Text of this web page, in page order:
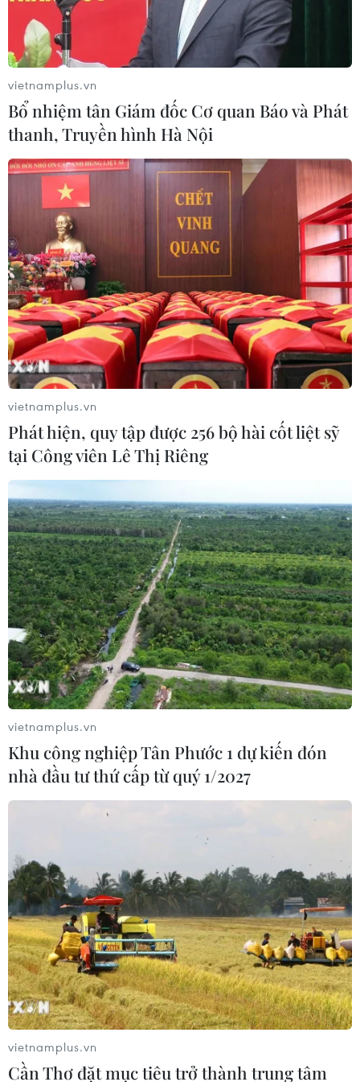
Afghanistan nối lại hoạt động xuất khẩu
hạt thông sang Trung Quốc
01/11/2021 05:47
Theo thông báo trên mạng xã hội Twitter, một chuyến
bay chở hạt thông đã cất cánh từ sân bay quốc tế Kabul
đi Trung Quốc sau buổi lễ chính thức có sự tham dự của
các thành viên cấp cao Taliban.
Những hệ lụy nghiêm trọng nếu hệ thống
ngân hàng Afghanistan sụp đổ
22/11/2021 12:54
Trong báo cáo mới nhất của Chương trình Phát triển Liên
hợp quốc (UNDP), cơ quan này cảnh báo hậu quả kinh
tế và xã hội "nghiêm trọng" nếu hệ thống kinh tế
Afghanistan sụp đổ.
vietnamplus.vn
Bổ nhiệm tân Giám đốc Cơ quan Báo và Phát
thanh, Truyền hình Hà Nội
vietnamplus.vn
Phát hiện, quy tập được 256 bộ hài cốt liệt sỹ
tại Công viên Lê Thị Riêng
vietnamplus.vn
Khu công nghiệp Tân Phước 1 dự kiến đón
nhà đầu tư thứ cấp từ quý 1/2027
vietnamplus.vn
Cần Thơ đặt mục tiêu trở thành trung tâm